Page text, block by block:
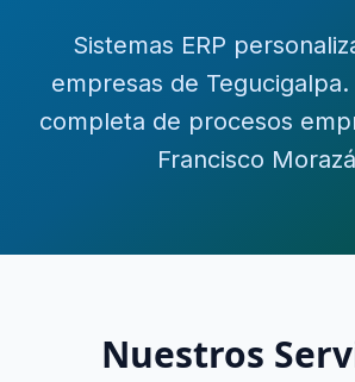
Sistemas ERP
empresas de
completa de procesos
Francisco
Nuestros